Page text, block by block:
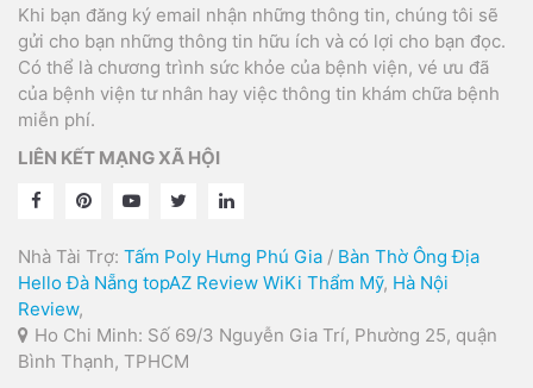
Khi bạn đăng ký email nhận những thông tin, chúng tôi sẽ
gửi cho bạn những thông tin hữu ích và có lợi cho bạn đọc.
Có thể là chương trình sức khỏe của bệnh viện, vé ưu đã
của bệnh viện tư nhân hay việc thông tin khám chữa bệnh
miễn phí.
LIÊN KẾT MẠNG XÃ HỘI
Nhà Tài Trợ: Tấm Poly Hưng Phú Gia / Bàn Thờ Ông Địa
Hello Đà Nẵng topAZ Review WiKi Thẩm Mỹ, Hà Nội
Review,
Ho Chi Minh: Số 69/3 Nguyễn Gia Trí, Phường 25, quận
Bình Thạnh, TPHCM